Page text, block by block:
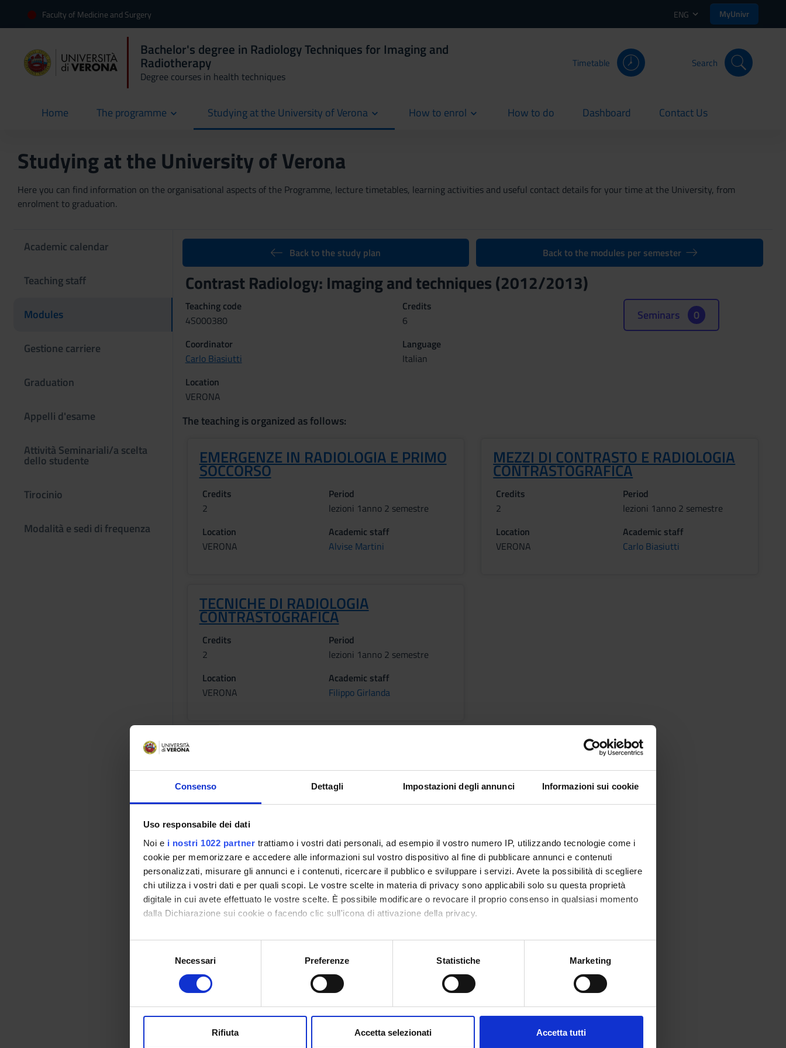
Consenso Dettagli Impostazioni degli annunci Informazioni sui cookie
Uso responsabile dei dati
Noi e i nostri 1022 partner trattiamo i vostri dati personali, ad esempio il vostro numero IP, utilizzando tecnologie come i
cookie per memorizzare e accedere alle informazioni sul vostro dispositivo al fine di pubblicare annunci e contenuti
personalizzati, misurare gli annunci e i contenuti, ricercare il pubblico e sviluppare i servizi. Avete la possibilità di scegliere
chi utilizza i vostri dati e per quali scopi. Le vostre scelte in materia di privacy sono applicabili solo su questa proprietà
digitale in cui avete effettuato le vostre scelte. È possibile modificare o revocare il proprio consenso in qualsiasi momento
dalla Dichiarazione sui cookie o facendo clic sull'icona di attivazione della privacy.
Con il tuo consenso, vorremmo anche:
raccogliere informazioni sulla tua posizione geografica, con un'approssimazione di qualche metro,
digitali).
modificare o ritirare il tuo consenso in qualsiasi momento dalla Dichiarazione sui cookie.
Necessari Preferenze Statistiche Marketing
Rifiuta Accetta selezionati Accetta tutti
Faculty of Medicine and Surgery ENG MyUnivr
Bachelor's degree in Radiology Techniques for Imaging and
Radiotherapy
Degree courses in health techniques
Timetable Search
Home
current The programme Studying at the University of Verona How to enrol How to do
current Dashboard
current Contact Us
current
Studying at the University of Verona
Here you can find information on the organisational aspects of the Programme, lecture timetables, learning activities and useful contact details for your time at the University, from
enrolment to graduation.
Academic calendar
Teaching staff
Modules
Gestione carriere
Graduation
Appelli d'esame
Attività Seminariali/a scelta
dello studente
Tirocinio
Modalità e sedi di frequenza
Back to the study plan Back to the modules per semester
Contrast Radiology: Imaging and techniques (2012/2013)
Teaching code
4S000380
Credits
6
Coordinator
Carlo Biasiutti
Language
Italian
Location
VERONA
Seminars 0
The teaching is organized as follows:
EMERGENZE IN RADIOLOGIA E PRIMO
SOCCORSO
Credits
2
Period
lezioni 1anno 2 semestre
Location
VERONA
Academic staff
Alvise Martini
MEZZI DI CONTRASTO E RADIOLOGIA
CONTRASTOGRAFICA
Credits
2
Period
lezioni 1anno 2 semestre
Location
VERONA
Academic staff
Carlo Biasiutti
TECNICHE DI RADIOLOGIA
CONTRASTOGRAFICA
Credits
2
Period
lezioni 1anno 2 semestre
Location
VERONA
Academic staff
Filippo Girlanda
Learning outcomes
-------
Module: TECNICHE DI RADIOLOGIA CONTRASTOGRAFICA
-------
Program
Module: EMERGENZE IN RADIOLOGIA E PRIMO SOCCORSO
-------
Module: MEZZI DI CONTRASTO E RADIOLOGIA CONTRASTOGRAFICA